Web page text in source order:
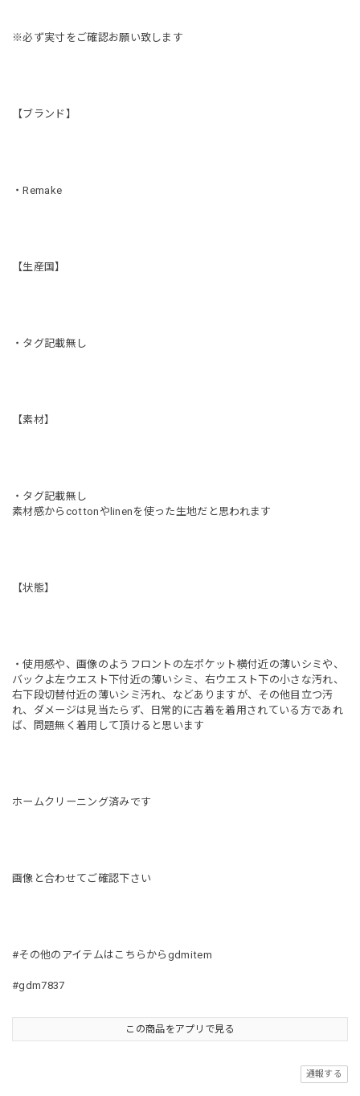
※必ず実寸をご確認お願い致します
【ブランド】
・Remake
【生産国】
・タグ記載無し
【素材】
・タグ記載無し
素材感からcottonやlinenを使った生地だと思われます
【状態】
・使用感や、画像のようフロントの左ポケット横付近の薄いシミや、
バックよ左ウエスト下付近の薄いシミ、右ウエスト下の小さな汚れ、
右下段切替付近の薄いシミ汚れ、などありますが、その他目立つ汚
れ、ダメージは見当たらず、日常的に古着を着用されている方であれ
ば、問題無く着用して頂けると思います
ホームクリーニング済みです
画像と合わせてご確認下さい
#その他のアイテムはこちらからgdmitem
#gdm7837
この商品をアプリで見る
通報する